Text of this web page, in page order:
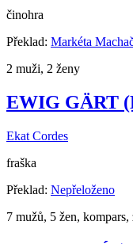
činohra
Překlad: Markéta
2 muži, 2 ženy
EWIG GÄRT
Ekat Cordes
fraška
Překlad: Nepřeloženo
7 mužů, 5 žen, kompars,